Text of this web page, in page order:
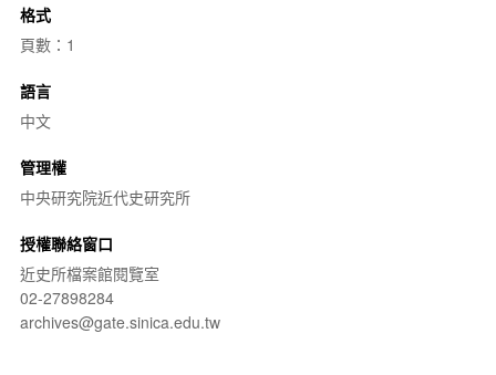
格式
頁數：1
語言
中文
管理權
中央研究院近代史研究所
授權聯絡窗口
近史所檔案館閱覽室
02-27898284
archives@gate.sinica.edu.tw